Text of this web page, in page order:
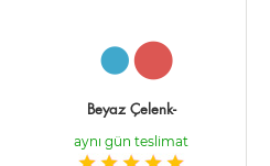
Beyaz Çelenk-
aynı gün teslimat